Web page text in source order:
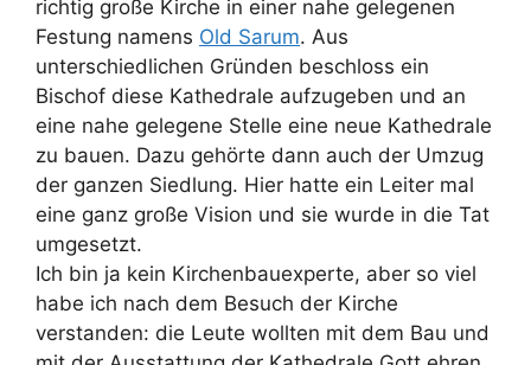
richtig große Kirche in einer nahe gelegenen
Festung namens Old Sarum. Aus
unterschiedlichen Gründen beschloss ein
Bischof diese Kathedrale aufzugeben und an
eine nahe gelegene Stelle eine neue Kathedrale
zu bauen. Dazu gehörte dann auch der Umzug
der ganzen Siedlung. Hier hatte ein Leiter mal
eine ganz große Vision und sie wurde in die Tat
umgesetzt.
Ich bin ja kein Kirchenbauexperte, aber so viel
habe ich nach dem Besuch der Kirche
verstanden: die Leute wollten mit dem Bau und